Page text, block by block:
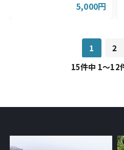
5,000円
1 2
15件中 1～12